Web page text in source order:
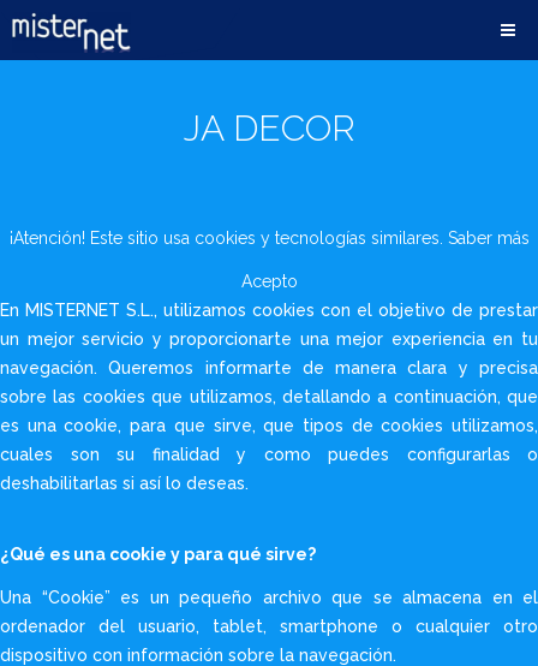
JA DECOR
¡Atención! Este sitio usa cookies y tecnologías similares. Saber más
Acepto
En MISTERNET S.L., utilizamos cookies con el objetivo de prestar
un mejor servicio y proporcionarte una mejor experiencia en tu
navegación. Queremos informarte de manera clara y precisa
sobre las cookies que utilizamos, detallando a continuación, que
es una cookie, para que sirve, que tipos de cookies utilizamos,
cuales son su finalidad y como puedes configurarlas o
deshabilitarlas si así lo deseas.
¿Qué es una cookie y para qué sirve?
Una “Cookie” es un pequeño archivo que se almacena en el
ordenador del usuario, tablet, smartphone o cualquier otro
dispositivo con información sobre la navegación.